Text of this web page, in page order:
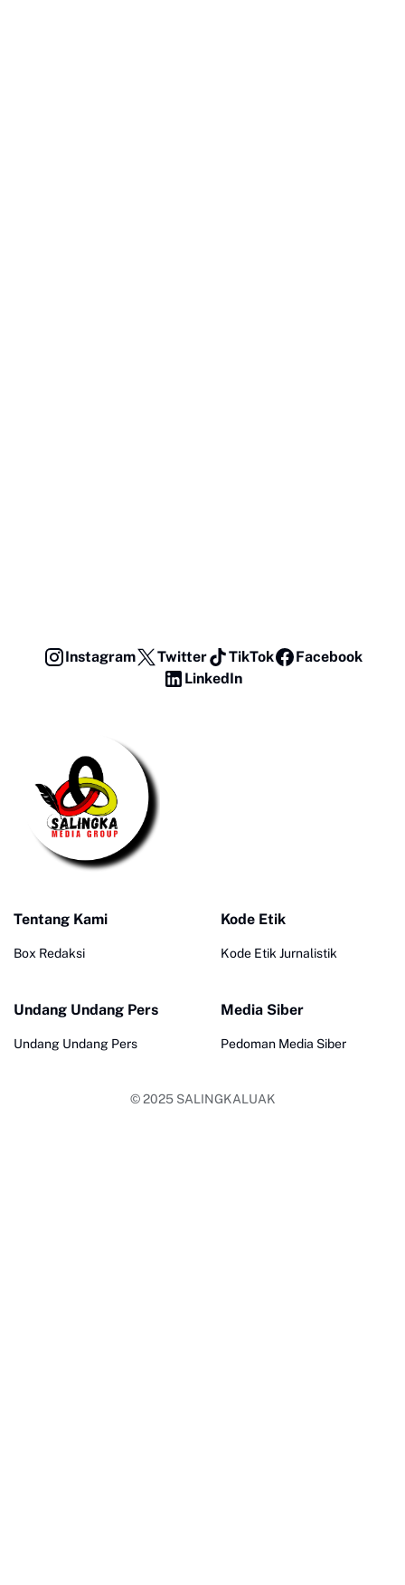
Instagram Twitter TikTok
Facebook
LinkedIn
Tentang Kami
Box Redaksi
Kode Etik
Kode Etik Jurnalistik
Undang Undang Pers
Undang Undang Pers
Media Siber
Pedoman Media Siber
© 2025 SALINGKALUAK